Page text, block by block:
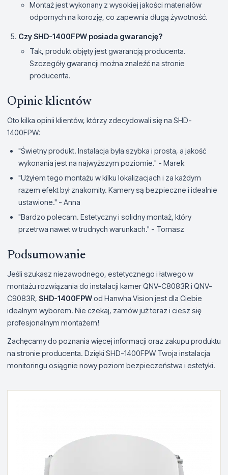
Montaż jest wykonany z wysokiej jakości materiałów
odpornych na korozję, co zapewnia długą żywotność.
Czy SHD-1400FPW posiada gwarancję?
Tak, produkt objęty jest gwarancją producenta.
Szczegóły gwarancji można znaleźć na stronie
producenta.
Opinie klientów
Oto kilka opinii klientów, którzy zdecydowali się na SHD-
1400FPW:
"Świetny produkt. Instalacja była szybka i prosta, a jakość
wykonania jest na najwyższym poziomie." - Marek
"Użyłem tego montażu w kilku lokalizacjach i za każdym
razem efekt był znakomity. Kamery są bezpieczne i idealnie
ustawione." - Anna
"Bardzo polecam. Estetyczny i solidny montaż, który
przetrwa nawet w trudnych warunkach." - Tomasz
Podsumowanie
Jeśli szukasz niezawodnego, estetycznego i łatwego w
montażu rozwiązania do instalacji kamer QNV-C8083R i QNV-
C9083R, SHD-1400FPWod Hanwha Vision jest dla Ciebie
idealnym wyborem. Nie czekaj, zamów już teraz i ciesz się
profesjonalnym montażem!
Zachęcamy do poznania więcej informacji oraz zakupu produktu
na stronie producenta. Dzięki SHD-1400FPW Twoja instalacja
monitoringu osiągnie nowy poziom bezpieczeństwa i estetyki.